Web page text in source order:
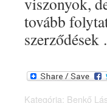
tovább
Kategória: Benkő